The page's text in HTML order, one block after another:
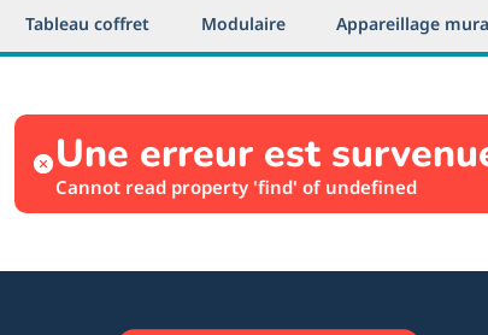
Tableau coffret Modulaire Appareillage
Une erreur est
Cannot read property 'find' of undefined